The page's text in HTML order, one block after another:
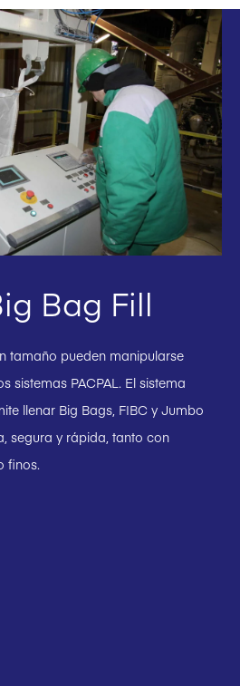
Bag Fill
tamaño pueden manipularse
sistemas PACPAL. El sistema
llenar Big Bags, FIBC y Jumbo
segura y rápida, tanto con
finos.